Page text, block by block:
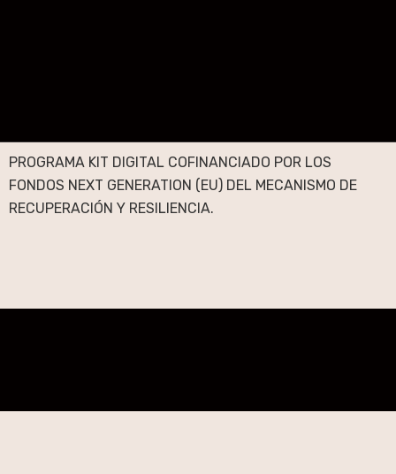
PROGRAMA KIT DIGITAL COFINANCIADO POR LOS
FONDOS NEXT GENERATION (EU) DEL MECANISMO DE
RECUPERACIÓN Y RESILIENCIA.